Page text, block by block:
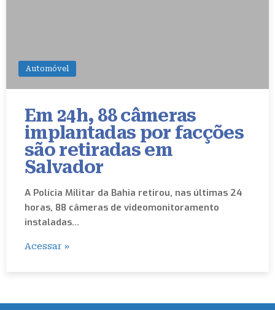
Automóvel
Em 24h, 88 câmeras
implantadas por facções
são retiradas em
Salvador
A Polícia Militar da Bahia retirou, nas últimas 24
horas, 88 câmeras de videomonitoramento
instaladas…
Acessar »